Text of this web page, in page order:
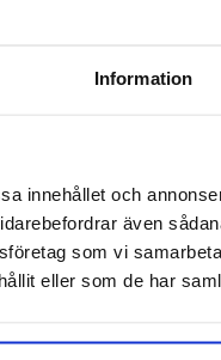
Information
innehållet och
även
som vi
eller som de har
vara 24-40 dB), så att din röst
streamare får 65 ms ultralåg
på 20 Hz-20 kHz får du kraftfull
timmar per laddning och upp till
användning.
röstassistentintegration
24-40 dB)